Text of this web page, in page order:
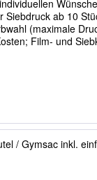
Siebdruck ab 10
(maximale
Film- und